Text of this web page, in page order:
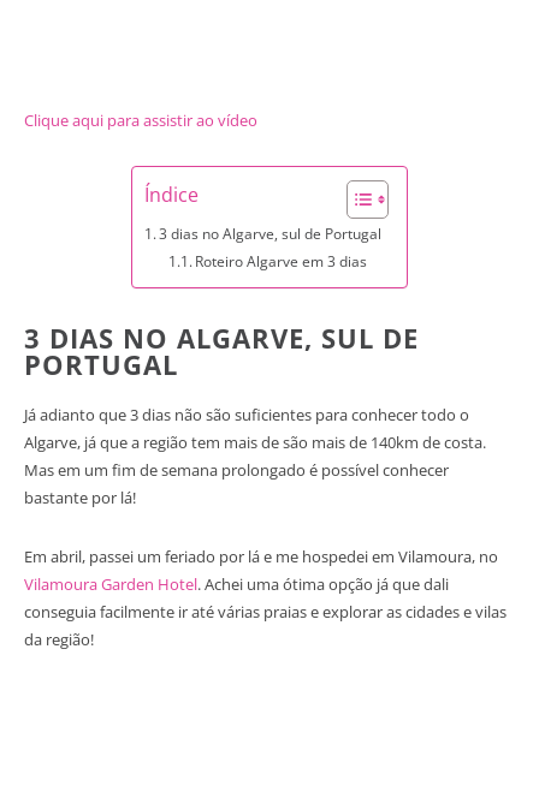
Clique aqui para assistir ao vídeo
Índice
3 dias no Algarve, sul de Portugal
Roteiro Algarve em 3 dias
3 DIAS NO ALGARVE, SUL DE
PORTUGAL
Já adianto que 3 dias não são suficientes para conhecer todo o
Algarve, já que a região tem mais de são mais de 140km de costa.
Mas em um fim de semana prolongado é possível conhecer
bastante por lá!
Em abril, passei um feriado por lá e me hospedei em Vilamoura, no
Vilamoura Garden Hotel. Achei uma ótima opção já que dali
conseguia facilmente ir até várias praias e explorar as cidades e vilas
da região!